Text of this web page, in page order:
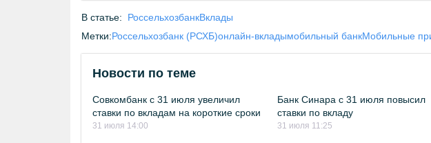
В статье: РоссельхозбанкВклады
Метки:Россельхозбанк (РСХБ)онлайн-вкладымобильный банкМобильные
Новости по теме
Совкомбанк с 31 июля увеличил
ставки по вкладам на короткие сроки
31 июля 14:00
Банк Синара с 31 июля повысил
ставки по вкладу
31 июля 11:25